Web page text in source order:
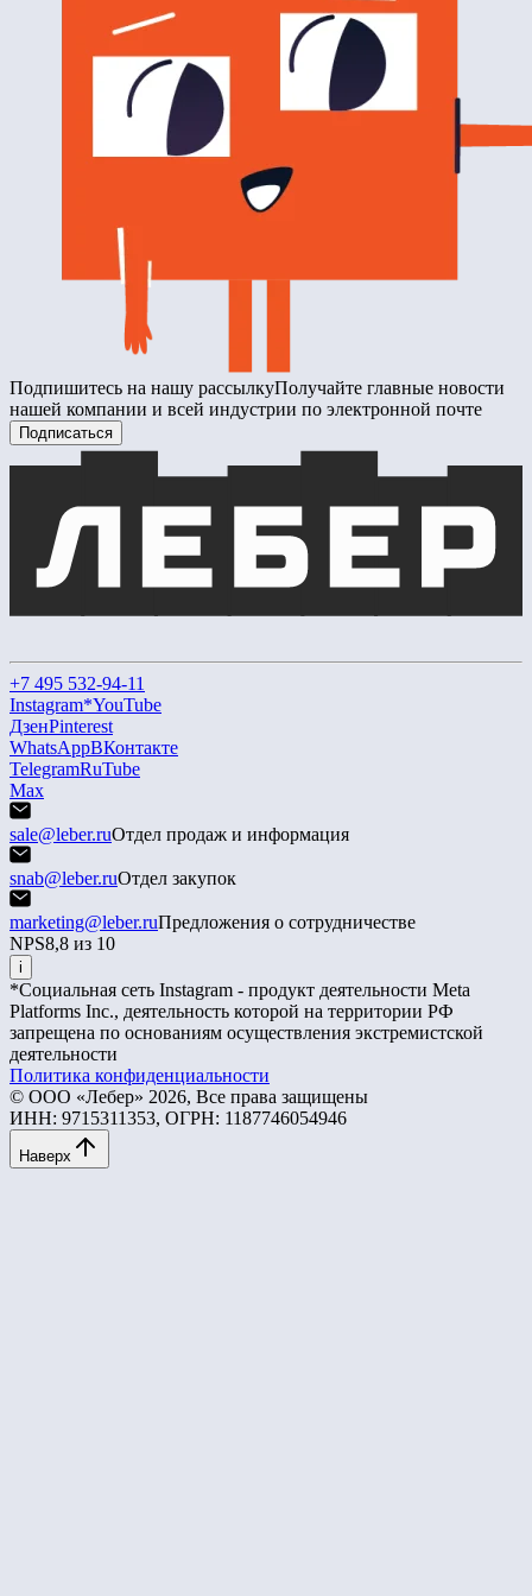
Подпишитесь на нашу рассылкуПолучайте главные новости
нашей компании и всей индустрии по электронной почте
Подписаться
+7 495 532-94-11
Instagram*YouTube
ДзенPinterest
WhatsAppВКонтакте
TelegramRuTube
Max
sale@leber.ruОтдел продаж и информация
snab@leber.ruОтдел закупок
marketing@leber.ruПредложения о сотрудничестве
NPS8,8 из 10
i
*Социальная сеть Instagram - продукт деятельности Meta
Platforms Inc., деятельность которой на территории РФ
запрещена по основаниям осуществления экстремистской
деятельности
Политика конфиденциальности
© ООО «Лебер» 2026, Все права защищены
ИНН: 9715311353, ОГРН: 1187746054946
Наверх